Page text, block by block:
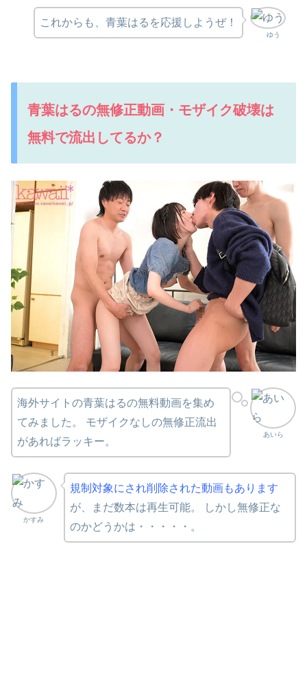
ゆう
これからも、青葉はるを応援しようぜ！
青葉はるの無修正動画・モザイク破壊は
無料で流出してるか？
あいら
海外サイトの青葉はるの無料動画を集め
てみました。 モザイクなしの無修正流出
があればラッキー。
かすみ
規制対象にされ削除された動画もあります
が、まだ数本は再生可能。 しかし無修正な
のかどうかは・・・・・。